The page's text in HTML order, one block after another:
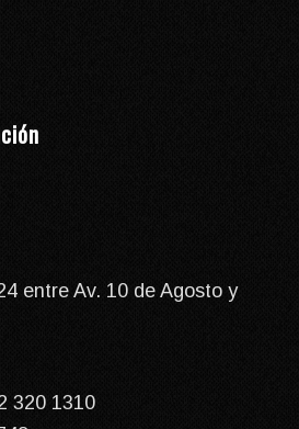
entre Av. 10 de Agosto y
320 1310